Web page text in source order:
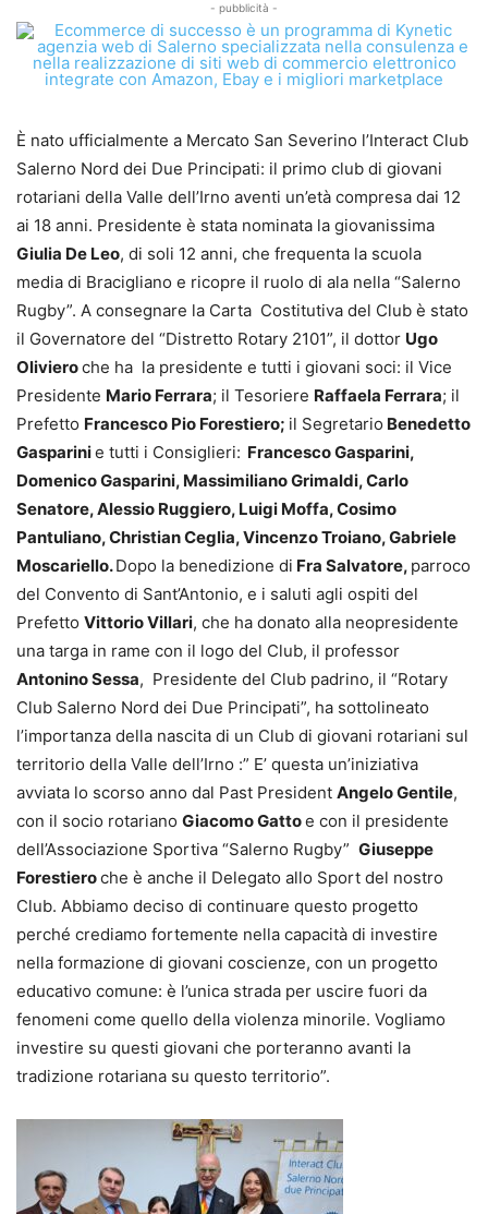
- pubblicità -
È nato ufficialmente a Mercato San Severino l’Interact Club
Salerno Nord dei Due Principati: il primo club di giovani
rotariani della Valle dell’Irno aventi un’età compresa dai 12
ai 18 anni. Presidente è stata nominata la giovanissima
Giulia De Leo, di soli 12 anni, che frequenta la scuola
media di Bracigliano e ricopre il ruolo di ala nella “Salerno
Rugby”. A consegnare la Carta Costitutiva del Club è stato
il Governatore del “Distretto Rotary 2101”, il dottor Ugo
Olivieroche ha la presidente e tutti i giovani soci: il Vice
Presidente Mario Ferrara; il Tesoriere Raffaela Ferrara; il
Prefetto Francesco Pio Forestiero; il Segretario Benedetto
Gasparinie tutti i Consiglieri: Francesco Gasparini,
Domenico Gasparini, Massimiliano Grimaldi, Carlo
Senatore, Alessio Ruggiero, Luigi Moffa, Cosimo
Pantuliano, Christian Ceglia, Vincenzo Troiano, Gabriele
Moscariello.Dopo la benedizione di Fra Salvatore, parroco
del Convento di Sant’Antonio, e i saluti agli ospiti del
Prefetto Vittorio Villari, che ha donato alla neopresidente
una targa in rame con il logo del Club, il professor
Antonino Sessa, Presidente del Club padrino, il “Rotary
Club Salerno Nord dei Due Principati”, ha sottolineato
l’importanza della nascita di un Club di giovani rotariani sul
territorio della Valle dell’Irno :” E’ questa un’iniziativa
avviata lo scorso anno dal Past President Angelo Gentile,
con il socio rotariano Giacomo Gattoe con il presidente
dell’Associazione Sportiva “Salerno Rugby” Giuseppe
Forestieroche è anche il Delegato allo Sport del nostro
Club. Abbiamo deciso di continuare questo progetto
perché crediamo fortemente nella capacità di investire
nella formazione di giovani coscienze, con un progetto
educativo comune: è l’unica strada per uscire fuori da
fenomeni come quello della violenza minorile. Vogliamo
investire su questi giovani che porteranno avanti la
tradizione rotariana su questo territorio”.